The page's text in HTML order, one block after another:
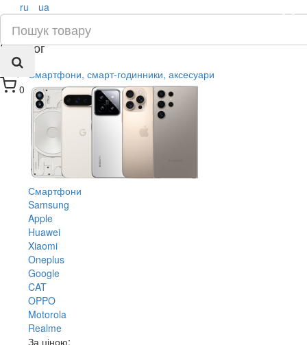
0
×
ru ua
Каталог
Смартфони, смарт-годинники, аксесуари
Смартфони
Samsung
Apple
Huawei
Xiaomi
Oneplus
Google
CAT
OPPO
Motorola
Realme
За ціною: